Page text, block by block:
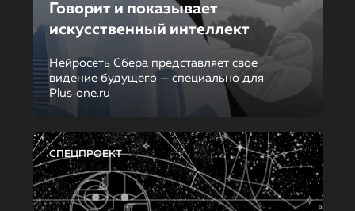
Говорит и показывает
искусственный интеллект
Нейросеть Сбера представляет свое
видение будущего — специально для
Plus‑one.ru
СПЕЦПРОЕКТ